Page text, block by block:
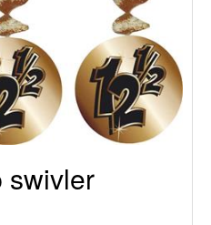
swivler